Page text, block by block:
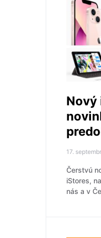
Nový
17.
Čerstvú
iStores,
nás a v